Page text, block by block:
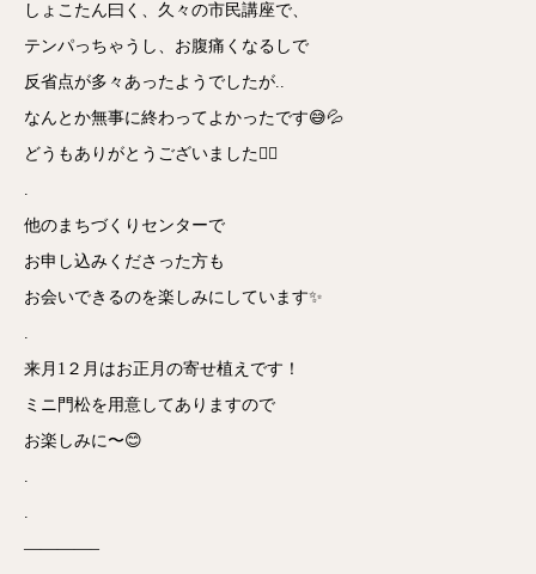
しょこたん曰く、久々の市民講座で、
テンパっちゃうし、お腹痛くなるしで
反省点が多々あったようでしたが..
なんとか無事に終わってよかったです😅💦
どうもありがとうございました🙇‍♂️
.
他のまちづくりセンターで
お申し込みくださった方も
お会いできるのを楽しみにしています✨
.
来月1２月はお正月の寄せ植えです！
ミニ門松を用意してありますので
お楽しみに〜😊
.
.
————–